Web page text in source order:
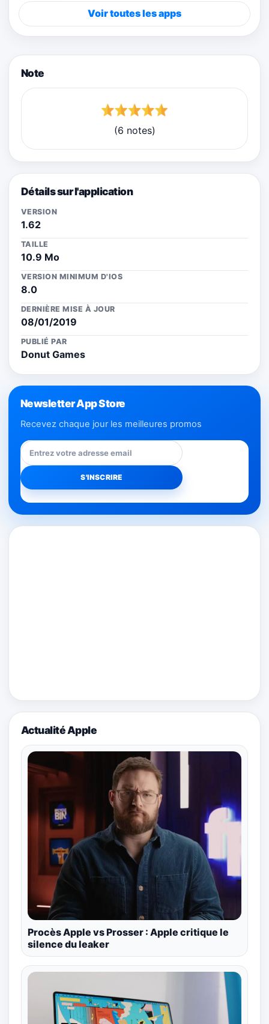
Voir toutes les apps
Note
(6 notes)
Détails sur l'application
VERSION
1.62
TAILLE
10.9 Mo
VERSION MINIMUM D'IOS
8.0
DERNIÈRE MISE À JOUR
08/01/2019
PUBLIÉ PAR
Donut Games
Newsletter App Store
Recevez chaque jour les meilleures promos
Actualité Apple
Procès Apple vs Prosser : Apple critique le
silence du leaker